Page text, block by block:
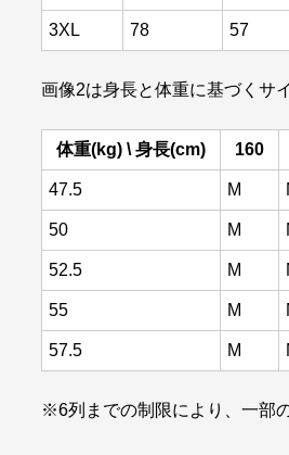
3XL 78 57
画像2は身長と体重に基づくサ
体重(kg) \ 身長(cm) 160
47.5 M
50 M
52.5 M
55 M
57.5 M
※6列までの制限により、一部